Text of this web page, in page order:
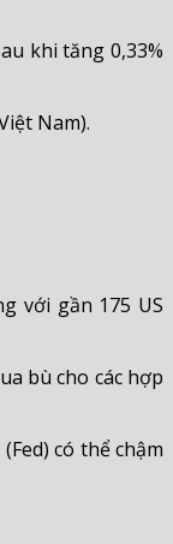
khi tăng 0,33%
Nam).
với gần 175 US
bù cho các hợp
có thể chậm